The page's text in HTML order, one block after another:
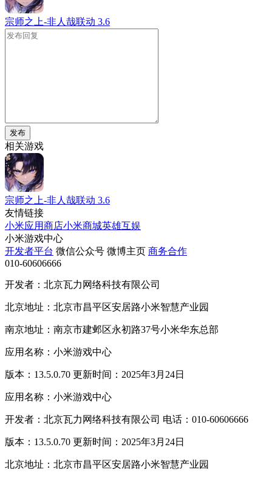
宗师之上-非人哉联动 3.6
发布
相关游戏
宗师之上-非人哉联动 3.6
友情链接
小米应用商店小米商城英雄互娱
小米游戏中心
开发者平台 微信公众号 微博主页 商务合作
010-60606666
开发者：北京瓦力网络科技有限公司
北京地址：北京市昌平区安居路小米智慧产业园
南京地址：南京市建邺区永初路37号小米华东总部
应用名称：小米游戏中心
版本：13.5.0.70 更新时间：2025年3月24日
应用名称：小米游戏中心
开发者：北京瓦力网络科技有限公司 电话：010-60606666
版本：13.5.0.70 更新时间：2025年3月24日
北京地址：北京市昌平区安居路小米智慧产业园